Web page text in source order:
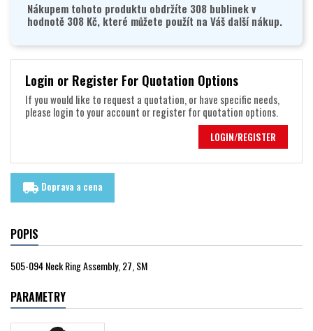
Nákupem tohoto produktu obdržíte 308 bublinek v
hodnotě 308 Kč, které můžete použít na Váš další nákup.
Login or Register For Quotation Options
If you would like to request a quotation, or have specific needs,
please login to your account or register for quotation options.
LOGIN/REGISTER
local_shipping Doprava a cena
POPIS
505-094 Neck Ring Assembly, 27, SM
PARAMETRY